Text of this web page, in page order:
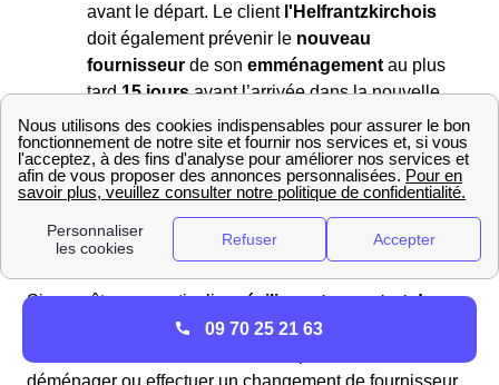
avant le départ. Le client l'Helfrantzkirchois
doit également prévenir le nouveau
fournisseur de son emménagement au plus
tard15 joursavant l’arrivée dans la nouvelle
habitation.
Pour changer de fournisseur: C'est très
simple : lors de la souscription, le nouveau
fournisseur se charge de contacter l'ancien
fournisseur et de gérer la résiliation pour
vous.
Si vous êtes un particulier,résilier votre contrat de gaz
se fera à frais… nuls! En effet, aucun
09 70 25 21 63